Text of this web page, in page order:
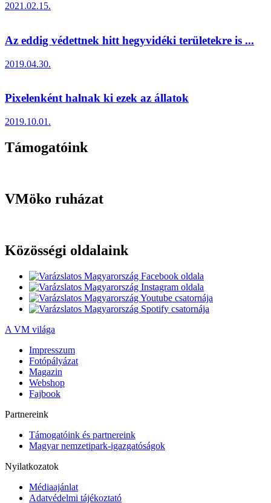
2021.02.15.
Az eddig védettnek hitt hegyvidéki területekre is ...
2019.04.30.
Pixelenként halnak ki ezek az állatok
2019.10.01.
Támogatóink
VMöko ruházat
Közösségi oldalaink
A VM világa
Impresszum
Fotópályázat
Magazin
Webshop
Fajbook
Partnereink
Támogatóink és partnereink
Magyar nemzetipark-igazgatóságok
Nyilatkozatok
Médiaajánlat
Adatvédelmi tájékoztató